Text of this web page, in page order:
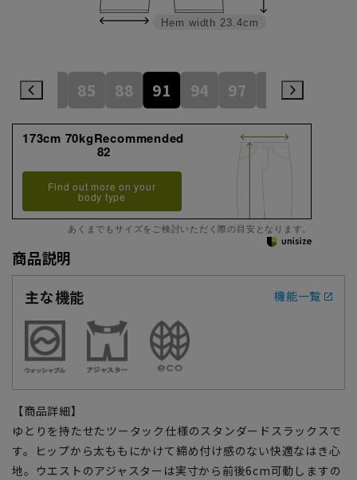
Hem width 23.4cm
82 85 88 91 94 97 100
173cm 70kgRecommended
82
Find out more on your
body type
あくまでもサイズをご検討いただく際の目安となります。
商品説明
主な機能
機能一覧
【商品詳細】
ゆとりを持たせたツータック仕様のスタンダードスラックスで
す。ヒップから太ももにかけて締め付け感のない快適なはき心
地。ウエストのアジャスターは実寸から前後6cm可動しますの